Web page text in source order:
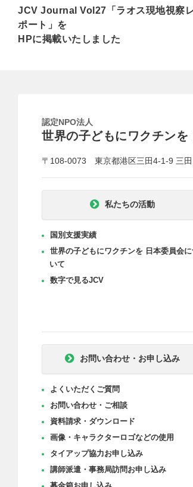
JCV Journal Vol27「ラオス現地視察
ポート」を
HPに掲載いたしました
認定NPO法人
世界の子どもにワクチンを
〒108-0073 東京都港区三田4-1-9 三田
私たちの活動
国別支援実績
世界の子どもにワクチンを 日本委員会
いて
数字で見るJCV
お問い合わせ・お申し込み
よくいただくご質問
お問い合わせ・ご相談
資料請求・ダウンロード
画像・キャラクターロゴなどの使用
タイアップ協力お申し込み
講師派遣・事務局訪問お申し込み